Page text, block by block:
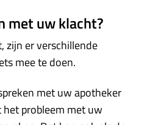
met uw klacht?
zijn er verschillende
mee te doen.
met uw apotheker
het probleem met uw